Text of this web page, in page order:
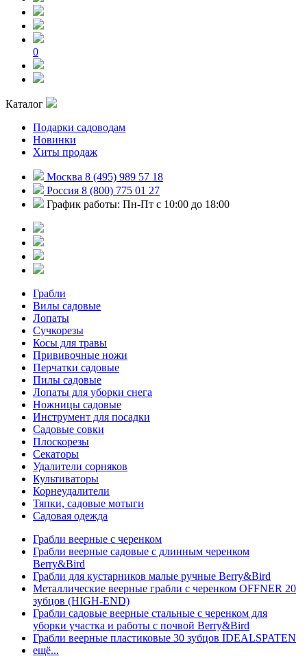
0
Каталог
Подарки садоводам
Новинки
Хиты продаж
Москва 8 (495) 989 57 18
Россия 8 (800) 775 01 27
График работы: Пн-Пт с 10:00 до 18:00
Грабли
Вилы садовые
Лопаты
Сучкорезы
Косы для травы
Прививочные ножи
Перчатки садовые
Пилы садовые
Лопаты для уборки снега
Ножницы садовые
Инструмент для посадки
Садовые совки
Плоскорезы
Секаторы
Удалители сорняков
Культиваторы
Корнеудалители
Тяпки, садовые мотыги
Садовая одежда
Грабли веерные с черенком
Грабли веерные садовые с длинным черенком
Berry&Bird
Грабли для кустарников малые ручные Berry&Bird
Металлические веерные грабли с черенком OFFNER 20
зубцов (HIGH-END)
Грабли садовые веерные стальные с черенком для
уборки участка и работы с почвой Berry&Bird
Грабли веерные пластиковые 30 зубцов IDEALSPATEN
ещё...